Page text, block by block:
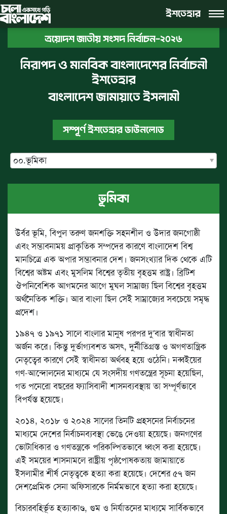
ইশতেহার
ত্রয়োদশ জাতীয় সংসদ নির্বাচন-২০২৬
নিরাপদ ও মানবিক বাংলাদেশের নির্বাচনী
ইশতেহার
বাংলাদেশ জামায়াতে ইসলামী
সম্পূর্ণ ইশতেহার ডাউনলোড
০০.ভূমিকা
ভূমিকা
উর্বর ভূমি, বিপুল তরুণ জনশক্তি সহনশীল ও উদার জনগোষ্ঠী
এবং সম্ভাবনাময় প্রাকৃতিক সম্পদের কারণে বাংলাদেশ বিশ্ব
মানচিত্রে এক অপার সম্ভাবনার দেশ। জনসংখ্যার দিক থেকে এটি
বিশ্বের অষ্টম এবং মুসলিম বিশ্বের তৃতীয় বৃহত্তম রাষ্ট্র। ব্রিটিশ
ঔপনিবেশিক আগমনের আগে মুঘল সাম্রাজ্য ছিল বিশ্বের বৃহত্তম
অর্থনৈতিক শক্তি। আর বাংলা ছিল সেই সাম্রাজ্যের সবচেয়ে সমৃদ্ধ
প্রদেশ।
১৯৪৭ ও ১৯৭১ সালে বাংলার মানুষ পরপর দু’বার স্বাধীনতা
অর্জন করে। কিন্তু দুর্ভাগ্যবশত অসৎ, দুর্নীতিগ্রস্ত ও অগণতান্ত্রিক
নেতৃত্বের কারণে সেই স্বাধীনতা অর্থবহ হয়ে ওঠেনি। নব্বইয়ের
গণ-আন্দোলনের মাধ্যমে যে সংসদীয় গণতন্ত্রের সূচনা হয়েছিল,
গত পনেরো বছরের ফ্যাসিবাদী শাসনব্যবস্থায় তা সম্পূর্ণভাবে
বিপর্যস্ত হয়েছে।
২০১৪, ২০১৮ ও ২০২৪ সালের তিনটি প্রহসনের নির্বাচনের
মাধ্যমে দেশের নির্বাচনব্যবস্থা ভেঙে দেওয়া হয়েছে। জনগণের
ভোটাধিকার ও গণতন্ত্রকে পরিকল্পিতভাবে ধ্বংস করা হয়েছে।
এই সময়ের শাসনামলে রাষ্ট্রীয় পৃষ্ঠপোষকতায় জামায়াতে
ইসলামীর শীর্ষ নেতৃত্বকে হত্যা করা হয়েছে। দেশের ৫৭ জন
দেশপ্রেমিক সেনা অফিসারকে নির্মমভাবে হত্যা করা হয়েছে।
বিচারবহির্ভূত হত্যাকাণ্ড, গুম ও নির্যাতনের মাধ্যমে সার্বিকভাবে